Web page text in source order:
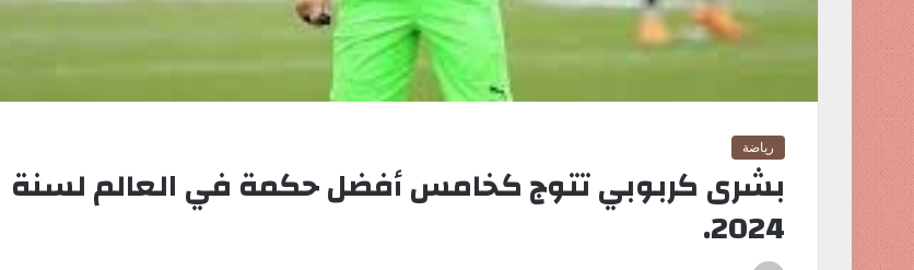
رياضة
بشرى كربوبي تتوج كخامس أفضل حكمة في العالم لسنة
2024.